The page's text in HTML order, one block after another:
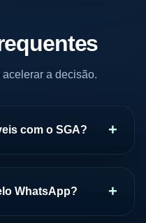
a decisão.
com o SGA?
WhatsApp?